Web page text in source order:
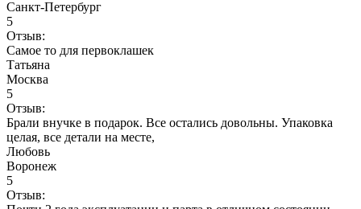
Санкт-Петербург
5
Отзыв:
Самое то для первоклашек
Татьяна
Москва
5
Отзыв:
Брали внучке в подарок. Все остались довольны. Упаковка
целая, все детали на месте,
Любовь
Воронеж
5
Отзыв: